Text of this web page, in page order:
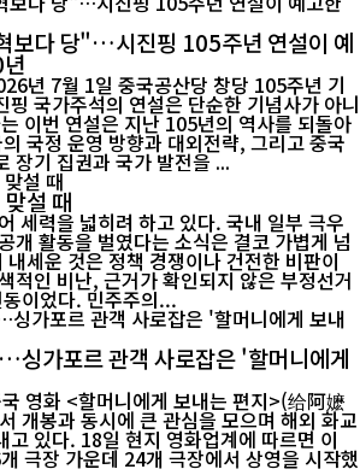
보다 당"…시진핑 105주년 연설이 예
년 7월 1일 중국공산당 창당 105주년 기
핑 국가주석의 연설은 단순한 기념사가 아니
이번 연설은 지난 105년의 역사를 되돌아
국정 운영 방향과 대외전략, 그리고 중국
장기 집권과 국가 발전을 ...
설 때
세력을 넓히려 하고 있다. 국내 일부 극우
개 활동을 벌였다는 소식은 결코 가볍게 넘
세운 것은 정책 경쟁이나 건전한 비판이
적인 비난, 근거가 확인되지 않은 부정선거
이었다. 민주주의...
가포르 관객 사로잡은 '할머니에게
영화 <할머니에게 보내는 편지>(给阿嬷
개봉과 동시에 큰 관심을 모으며 해외 화교
업계에 따르면 이
극장 가운데 24개 극장에서 상영을 시작했